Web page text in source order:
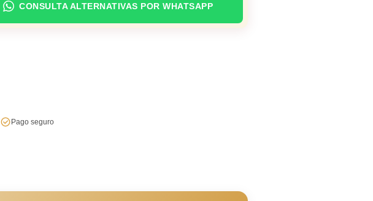
CONSULTA ALTERNATIVAS POR WHATSAPP
Pago seguro